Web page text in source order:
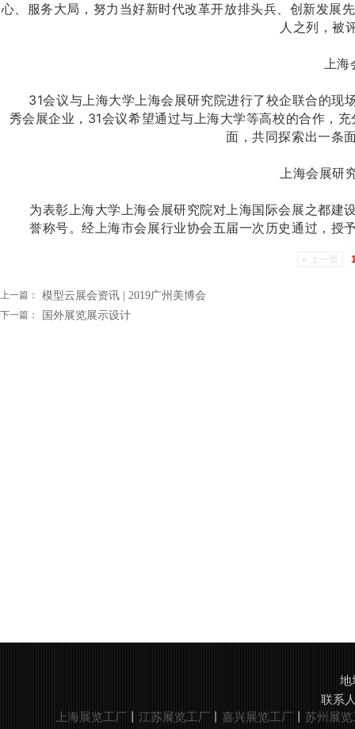
心、服务大局，努力当好新时代改革开放排头兵、创新发展
人之列，被
上海会
31会议与上海大学上海会展研究院进行了校企联合的现
秀会展企业，31会议希望通过与上海大学等高校的合作，
面，共同探索出一条
上海会展研究
为表彰上海大学上海会展研究院对上海国际会展之都建
誉称号。经上海市会展行业协会五届一次历史通过，授
« 上一页
上一篇： 模型云展会资讯 | 2019广州美博会
下一篇： 国外展览展示设计
地
联系
上海展览工厂
江苏展览工厂 嘉兴展览工厂 苏州展览